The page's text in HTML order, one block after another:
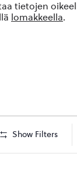
Show Filters
tietojen
lomakkeella.